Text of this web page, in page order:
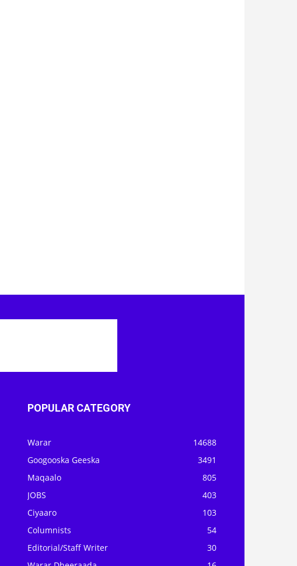
Googooska Geeska
3491
Maqaalo
805
JOBS
403
Ciyaaro
103
Columnists
54
Editorial/Staff Writer
30
Warar Dheeraada
16